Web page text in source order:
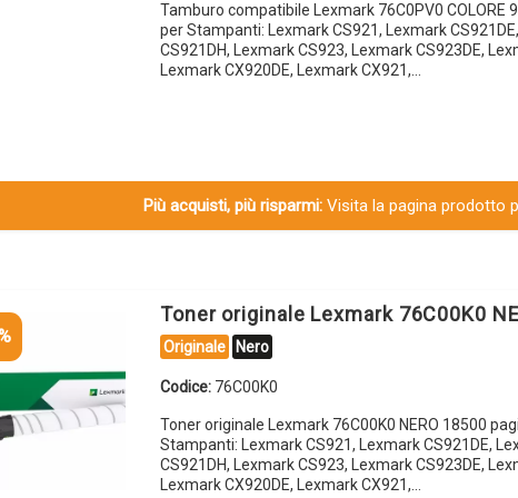
Tamburo compatibile Lexmark 76C0PV0 COLORE
per Stampanti: Lexmark CS921, Lexmark
CS921DH, Lexmark CS923, Lexmark CS923DE,
Lexmark CX920DE, Lexmark CX921,…
Più acquisti, più risparmi:Visita la pagina prodotto
Toner originale Lexmark 76C00K0
Originale Nero
Codice: 76C00K0
Toner originale Lexmark 76C00K0 NERO 18500
Stampanti: Lexmark CS921, Lexmark CS921DE,
CS921DH, Lexmark CS923, Lexmark CS923DE,
Lexmark CX920DE, Lexmark CX921,…